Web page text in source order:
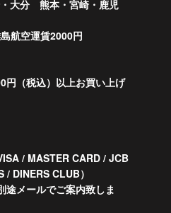
大分 熊本・宮崎・鹿児
航空運賃2000円
円（税込）以上お買い上げ
/ MASTER CARD / JCB
/ DINERS CLUB）
途メールでご案内致しま